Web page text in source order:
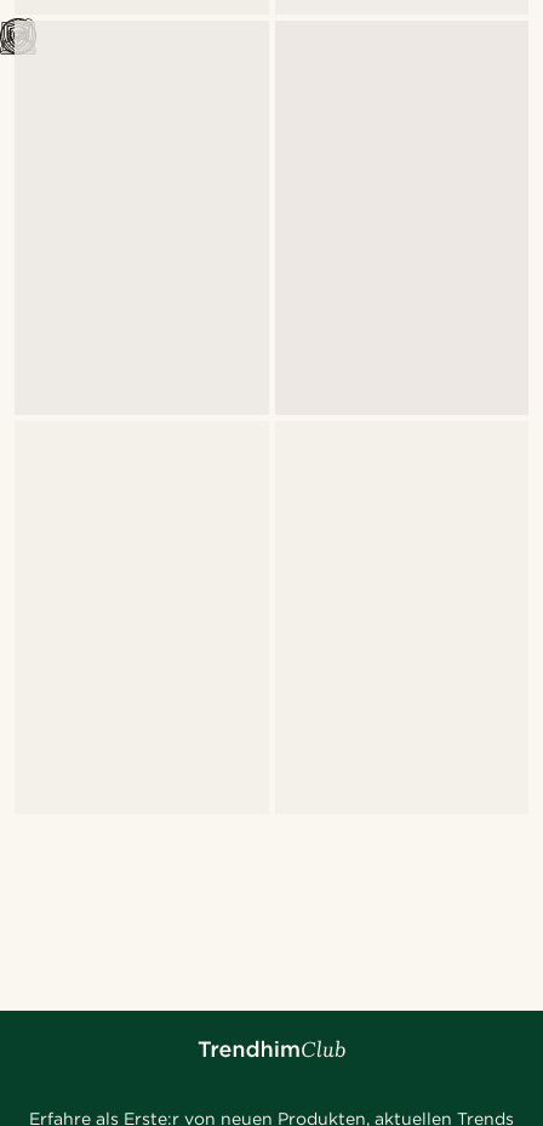
Erfahre als Erste:r von neuen Produkten, aktuellen Trends